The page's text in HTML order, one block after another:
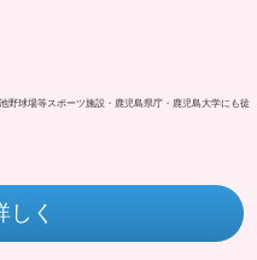
野球場等スポーツ施設・鹿児島県庁・鹿児島大学にも徒
しく